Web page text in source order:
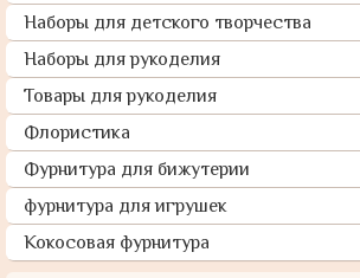
Наборы для детского творчества
Наборы для рукоделия
Товары для рукоделия
Флористика
Фурнитура для бижутерии
фурнитура для игрушек
Кокосовая фурнитура